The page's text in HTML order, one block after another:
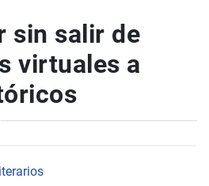
sin salir de
virtuales a